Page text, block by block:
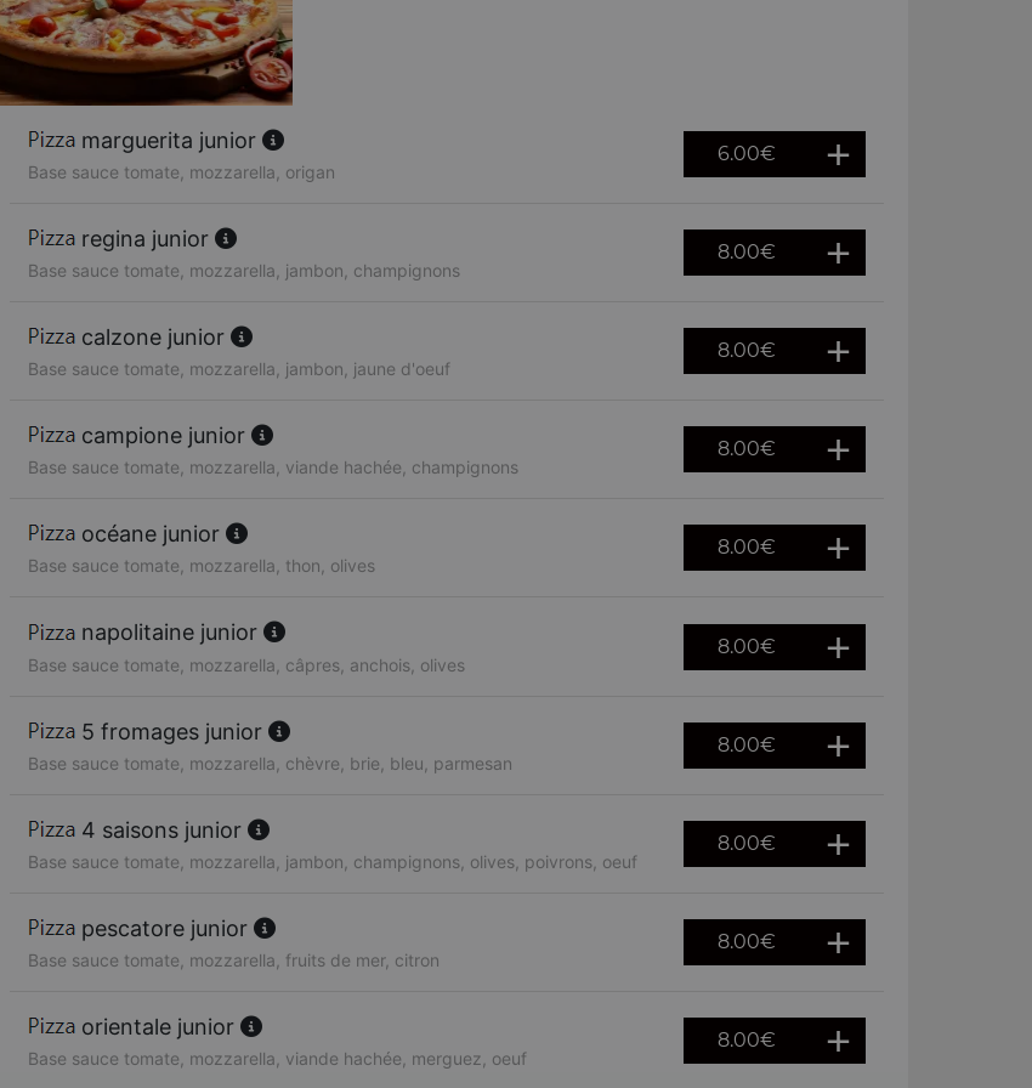
marguerita junior
Base sauce tomate, mozzarella, origan
6.00€
regina junior
Base sauce tomate, mozzarella, jambon, champignons
8.00€
calzone junior
Base sauce tomate, mozzarella, jambon, jaune d'oeuf
8.00€
campione junior
Base sauce tomate, mozzarella, viande hachée, champignons
8.00€
océane junior
Base sauce tomate, mozzarella, thon, olives
8.00€
napolitaine junior
Base sauce tomate, mozzarella, câpres, anchois, olives
8.00€
5 fromages junior
Base sauce tomate, mozzarella, chèvre, brie, bleu, parmesan
8.00€
4 saisons junior
Base sauce tomate, mozzarella, jambon, champignons, olives, poivrons, oeuf
8.00€
pescatore junior
Base sauce tomate, mozzarella, fruits de mer, citron
8.00€
orientale junior
Base sauce tomate, mozzarella, viande hachée, merguez, oeuf
8.00€